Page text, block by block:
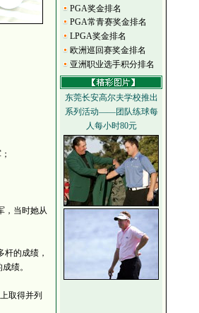
，当时她从
的成绩，
绩。
取得并列
PGA奖金排名
PGA常青赛奖金排名
LPGA奖金排名
欧洲巡回赛奖金排名
亚洲职业选手积分排名
东莞长安高尔夫学校推出
系列活动——团队练球每
人每小时80元